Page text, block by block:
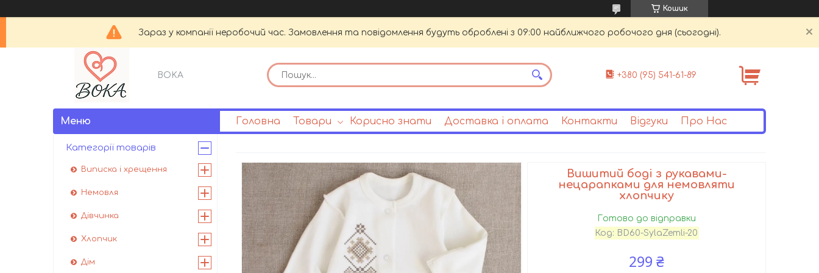
Кошик
Зараз у компанії неробочий час. Замовлення та повідомлення будуть оброблені з 09:00 найближчого робочого дня (сьогодні).
BOKA +380 (95) 541-61-89
Головна Товари Корисно знати Доставка і оплата Контакти Відгуки Про Нас
Вишитий боді з рукавами-
нецарапками для немовляти
хлопчику
Готово до відправки
Код: BD60-SylaZemli-20
299 ₴
Категорії товарів
Виписка і хрещення
Немовля
Дівчинка
Хлопчик
Дім